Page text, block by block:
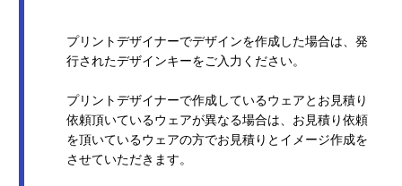
プリントデザイナーでデザインを作成した場合は、発
行されたデザインキーをご入力ください。
プリントデザイナーで作成しているウェアとお見積り
依頼頂いているウェアが異なる場合は、お見積り依頼
を頂いているウェアの方でお見積りとイメージ作成を
させていただきます。